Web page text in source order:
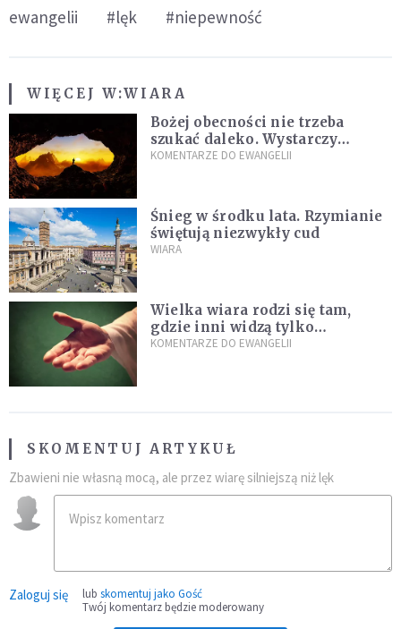
ewangelii
#lęk #niepewność
WIĘCEJ W:WIARA
Bożej obecności nie trzeba
szukać daleko. Wystarczy
nauczyć się słuchać
KOMENTARZE DO EWANGELII
Śnieg w środku lata. Rzymianie
świętują niezwykły cud
WIARA
Wielka wiara rodzi się tam,
gdzie inni widzą tylko
przeszkody
KOMENTARZE DO EWANGELII
SKOMENTUJ ARTYKUŁ
Zbawieni nie własną mocą, ale przez wiarę silniejszą niż lęk
Zaloguj się lub skomentuj jako Gość
Twój komentarz będzie moderowany